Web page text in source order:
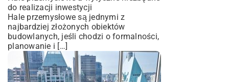
do realizacji inwestycji
Hale przemysłowe są jednymi z
najbardziej złożonych obiektów
budowlanych, jeśli chodzi o formalności,
planowanie i […]